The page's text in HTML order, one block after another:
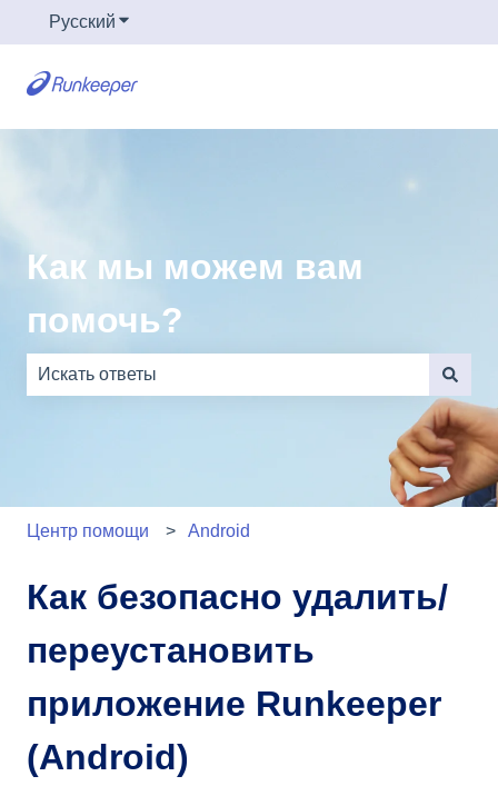
Русский Показать подменю для переводов
Как мы можем вам
помочь?
Результаты отсутствуют, так как поле поиска
Центр помощи Android
Как безопасно удалить/
переустановить
приложение Runkeeper
(Android)